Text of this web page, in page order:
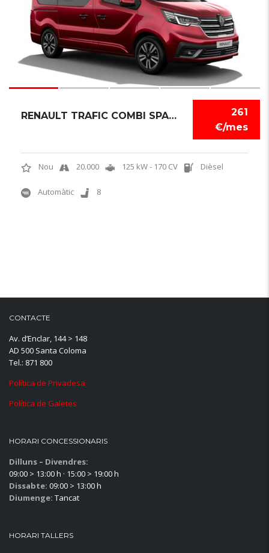
261
€/mes
RENAULT TRAFIC COMBI SPACECLASS
Nou 20.000 125 kW - 170 CV Dièsel
Automàtic 8
CONTACTE
Av. d’Enclar, 144 > 148
AD 500 Santa Coloma
Tel.: 871 800
Política de Privadesa
Política de Galetes
HORARI CONCESSIONARIS
Dilluns – Divendres:
09:00 > 13:00 h · 15:00 > 19:00 h
Dissabte: 09:00 > 13:00 h
Diumenge: Tancat
HORARI TALLERS